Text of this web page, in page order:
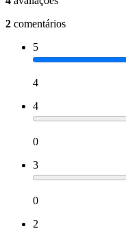
2 comentários
5
4
4
0
3
0
2